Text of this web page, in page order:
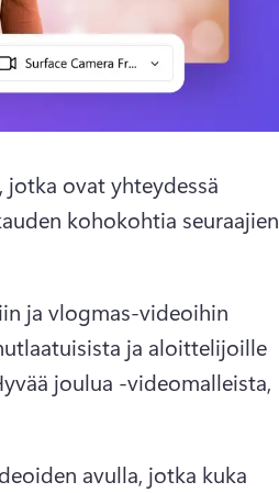
ovat yhteydessä
kohokohtia seuraajien
ja vlogmas-videoihin
ja aloittelijoille
joulua -videomalleista,
avulla, jotka kuka